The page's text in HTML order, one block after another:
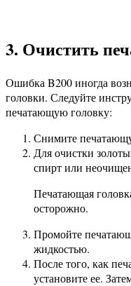
3. Очистить
Ошибка B200 иногда
головки. Следуйте
печатающую головку:
Снимите
Для очистки
спирт или
Печатающая
осторожно.
Промойте
жидкостью.
После того, как
установите ее.